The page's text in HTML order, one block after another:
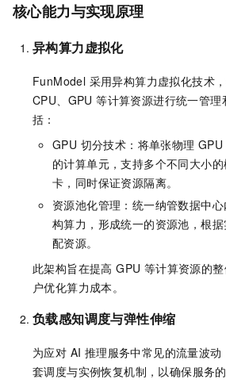
核心能力与实现原理
异构算力虚拟化
FunModel 采用异构算力虚拟化技术
CPU、GPU 等计算资源进行统一管
括：
GPU 切分技术：将单张物理
的计算单元，支持多个不同大小
卡，同时保证资源隔离。
资源池化管理：统一纳管数据中
构算力，形成统一的资源池，根
配资源。
此架构旨在提高 GPU 等计算资源的
户优化算力成本。
负载感知调度与弹性伸缩
为应对 AI 推理服务中常见的流量波
套调度与实例恢复机制，以确保服务